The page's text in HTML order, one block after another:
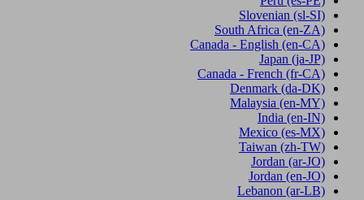
Slovenian (sl-SI)
South Africa (en-ZA)
Canada - English (en-CA)
Japan (ja-JP)
Canada - French (fr-CA)
Denmark (da-DK)
Malaysia (en-MY)
India (en-IN)
Mexico (es-MX)
Taiwan (zh-TW)
Jordan (ar-JO)
Jordan (en-JO)
Lebanon (ar-LB)